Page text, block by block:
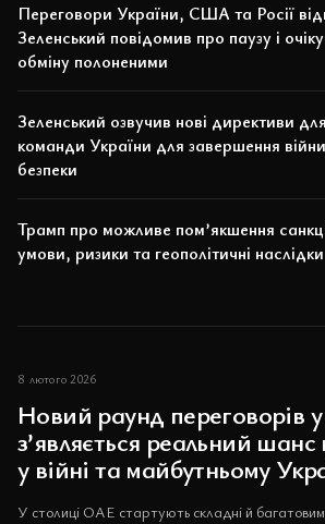
Переговори України, США та Росії
Зеленський повідомив про паузу і
обміну полоненими
Зеленський озвучив нові директиви
команди України для завершення
безпеки
Трамп про можливе пом’якшення
умови, ризики та геополітичні наслідки
8 лютого 2026
Новий раунд переговорів
з’являється реальний
у війні та майбутньому
У столиці ОАЕ стартують складні й